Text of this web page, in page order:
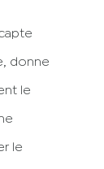
donne
le
le